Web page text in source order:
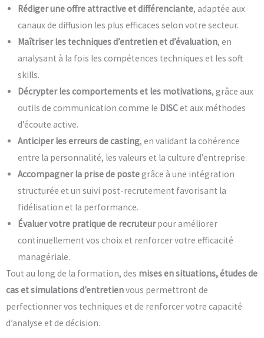
Rédiger une offre attractive et différenciante, adaptée aux
canaux de diffusion les plus efficaces selon votre secteur.
Maîtriser les techniques d’entretien et d’évaluation, en
analysant à la fois les compétences techniques et les soft
skills.
Décrypter les comportements et les motivations, grâce aux
outils de communication comme le DISCet aux méthodes
d’écoute active.
Anticiper les erreurs de casting, en validant la cohérence
entre la personnalité, les valeurs et la culture d’entreprise.
Accompagner la prise de postegrâce à une intégration
structurée et un suivi post-recrutement favorisant la
fidélisation et la performance.
Évaluer votre pratique de recruteurpour améliorer
continuellement vos choix et renforcer votre efficacité
managériale.
Tout au long de la formation, des mises en situations, études de
cas et simulations d’entretienvous permettront de
perfectionner vos techniques et de renforcer votre capacité
d’analyse et de décision.